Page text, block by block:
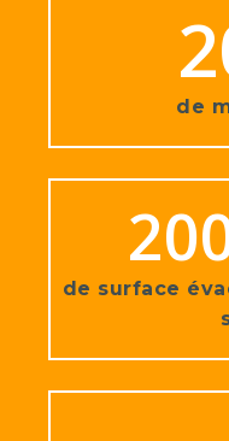
de
de surface